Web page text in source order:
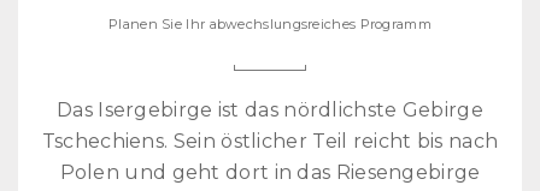
Planen Sie Ihr abwechslungsreiches Programm
Das Isergebirge ist das nördlichste Gebirge
Tschechiens. Sein östlicher Teil reicht bis nach
Polen und geht dort in das Riesengebirge